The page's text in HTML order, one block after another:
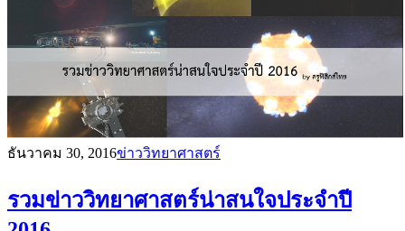
ธันวาคม 30, 2016ข่าววิทยาศาสตร์
รวมข่าววิทยาศาสตร์น่าสนใจประจำปี